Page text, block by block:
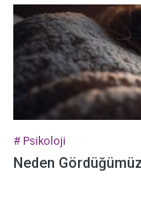
# Psikoloji
Neden